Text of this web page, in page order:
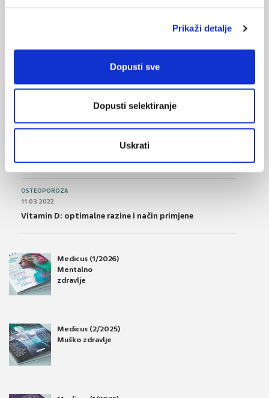
Prikaži detalje
Dopusti sve
Dopusti selektiranje
Uskrati
podnošljivost
01.07.2017.
Što su probiotici i kako se proizvode?
Osteoporoza – prevencija, otkrivanje i liječenje
OSTEOPOROZA
11.03.2022.
Vitamin D: optimalne razine i način primjene
Medicus (1/2026)
Mentalno
zdravlje
Medicus (2/2025)
Muško zdravlje